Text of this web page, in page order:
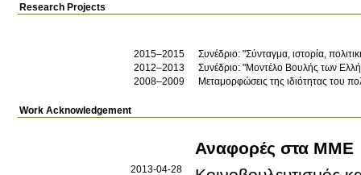
Research Projects
2015–2015
Συνέδριο: "Σύνταγμα, ιστορία,
2012–2013
Συνέδριο: "Μοντέλο Βουλής των
2008–2009
Μεταμορφώσεις της ιδιότητας του
Work Acknowledgement
Αναφορές στα ΜΜΕ
2013-04-28